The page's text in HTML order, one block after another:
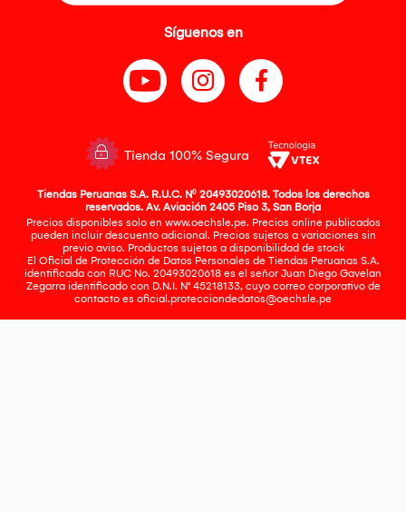
Síguenos en
Tienda 100% Segura
Tiendas Peruanas S.A. R.U.C. Nº 20493020618. Todos los derechos
reservados. Av. Aviación 2405 Piso 3, San Borja
Precios disponibles solo en www.oechsle.pe. Precios online publicados
pueden incluir descuento adicional. Precios sujetos a variaciones sin
previo aviso. Productos sujetos a disponibilidad de stock
El Oficial de Protección de Datos Personales de Tiendas Peruanas S.A.
identificada con RUC No. 20493020618 es el señor Juan Diego Gavelan
Zegarra identificado con D.N.I. N° 45218133, cuyo correo corporativo de
contacto es oficial.protecciondedatos@oechsle.pe